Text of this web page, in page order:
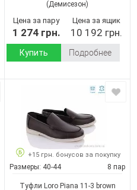
(Демисезон)
Цена за пару
1 274 грн.
Цена за ящик
10 192 грн.
Купить Подробнее
+15 грн. бонусов за покупку
Размеры: 40-44 8 пар
Туфли Loro Piana 11-3 brown